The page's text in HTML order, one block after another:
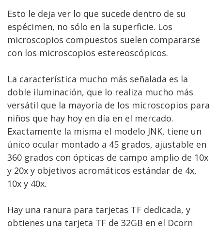
Esto le deja ver lo que sucede dentro de su
espécimen, no sólo en la superficie. Los
microscopios compuestos suelen compararse
con los microscopios estereoscópicos.
La característica mucho más señalada es la
doble iluminación, que lo realiza mucho más
versátil que la mayoría de los microscopios para
niños que hay hoy en día en el mercado.
Exactamente la misma el modelo JNK, tiene un
único ocular montado a 45 grados, ajustable en
360 grados con ópticas de campo amplio de 10x
y 20x y objetivos acromáticos estándar de 4x,
10x y 40x.
Hay una ranura para tarjetas TF dedicada, y
obtienes una tarjeta TF de 32GB en el Dcorn